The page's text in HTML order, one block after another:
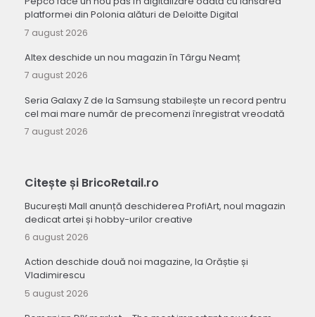
platformei din Polonia alături de Deloitte Digital
7 august 2026
Altex deschide un nou magazin în Târgu Neamț
7 august 2026
Seria Galaxy Z de la Samsung stabilește un record pentru
cel mai mare număr de precomenzi înregistrat vreodată
7 august 2026
Citește și BricoRetail.ro
București Mall anunță deschiderea ProfiArt, noul magazin
dedicat artei și hobby-urilor creative
6 august 2026
Action deschide două noi magazine, la Orăștie și
Vladimirescu
5 august 2026